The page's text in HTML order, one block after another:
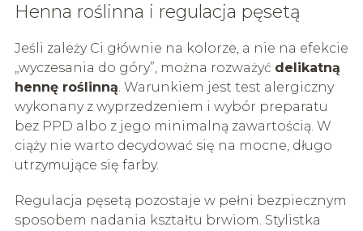
Henna roślinna i regulacja pęsetą
Jeśli zależy Ci głównie na kolorze, a nie na efekcie
„wyczesania do góry”, można rozważyć delikatną
hennę roślinną. Warunkiem jest test alergiczny
wykonany z wyprzedzeniem i wybór preparatu
bez PPD albo z jego minimalną zawartością. W
ciąży nie warto decydować się na mocne, długo
utrzymujące się farby.
Regulacja pęsetą pozostaje w pełni bezpiecznym
sposobem nadania kształtu brwiom. Stylistka